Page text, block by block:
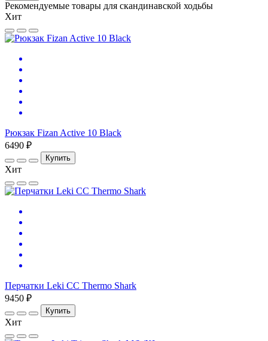
Рекомендуемые товары для скандинавской ходьбы
Хит
Рюкзак Fizan Active 10 Black
6490 ₽
Купить
Хит
Перчатки Leki CC Thermo Shark
9450 ₽
Купить
Хит